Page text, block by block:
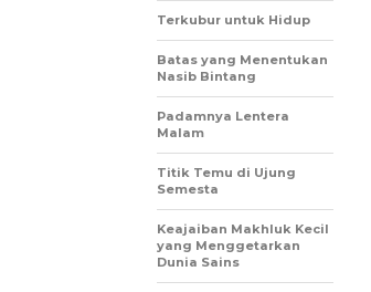
Terkubur untuk Hidup
Batas yang Menentukan
Nasib Bintang
Padamnya Lentera
Malam
Titik Temu di Ujung
Semesta
Keajaiban Makhluk Kecil
yang Menggetarkan
Dunia Sains